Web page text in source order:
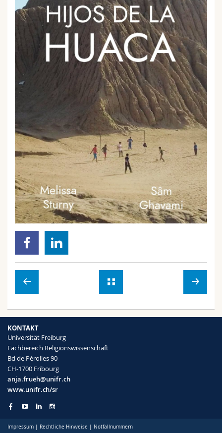
KONTAKT
Universität Freiburg
Fachbereich Religionswissenschaft
Bd de Pérolles 90
CH-1700 Fribourg
anja.frueh@unifr.ch
www.unifr.ch/sr
Impressum Rechtliche Hinweise Notfallnummern